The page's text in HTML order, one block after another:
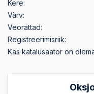
Kere:
Värv:
Veorattad:
Registreerimisriik:
Kas katalüsaator on